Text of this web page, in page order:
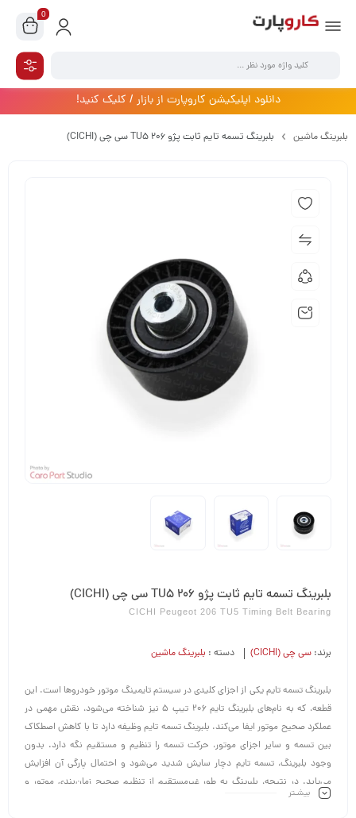
0
دانلود اپلیکیشن کاروپارت از بازار / کلیک کنید!
بلبرینگ ماشین بلبرینگ تسمه تایم ثابت پژو 206 TU5 سی چی (CICHI)
بلبرینگ تسمه تایم ثابت پژو 206 TU5 سی چی (CICHI)
CICHI Peugeot 206 TU5 Timing Belt Bearing
برند: سی چی (CICHI) دسته : بلبرینگ ماشین
بلبرینگ تسمه تایم یکی از اجزای کلیدی در سیستم تایمینگ موتور خودروها است. این
قطعه، که به نام‌های بلبرینگ تایم 206 تیپ 5 نیز شناخته می‌شود، نقش مهمی در
عملکرد صحیح موتور ایفا می‌کند. بلبرینگ تسمه تایم وظیفه دارد تا با کاهش اصطکاک
بین تسمه و سایر اجزای موتور، حرکت تسمه را تنظیم و مستقیم نگه دارد. بدون
وجود بلبرینگ، تسمه تایم دچار سایش شدید می‌شود و احتمال پارگی آن افزایش
می‌یابد. در نتیجه، بلبرینگ به طور غیرمستقیم از تنظیم صحیح زمان‌بندی موتور و
جلوگیری از ایجاد مشکلات جدی در عملکرد موتور جلوگیری می‌کند.
بیشـتر